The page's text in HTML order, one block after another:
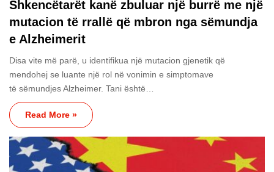
Shkencëtarët kanë zbuluar një burrë me një
mutacion të rrallë që mbron nga sëmundja
e Alzheimerit
Disa vite më parë, u identifikua një mutacion gjenetik që
mendohej se luante një rol në vonimin e simptomave
të sëmundjes Alzheimer. Tani është…
Read More »